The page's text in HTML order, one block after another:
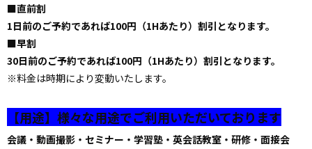
■直前割
1日前のご予約であれば100円（1Hあたり）割引となります。
■早割
30日前のご予約であれば100円（1Hあたり）割引となります。
※料金は時期により変動いたします。
【用途】様々な用途でご利用いただいております
会議・動画撮影・セミナー・学習塾・英会話教室・研修・面接会